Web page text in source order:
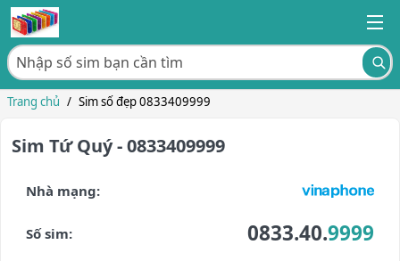
Trang chủ / Sim số đẹp 0833409999
Sim Tứ Quý - 0833409999
Nhà mạng:
Số sim: 0833.40.9999